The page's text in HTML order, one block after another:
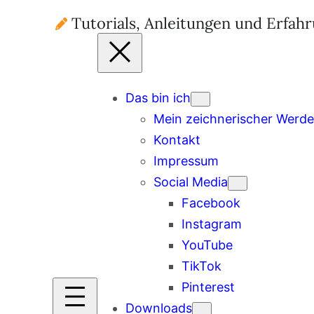
Tutorials, Anleitungen und
Das bin ich
Mein zeichnerischer
Kontakt
Impressum
Social Media
Facebook
Instagram
YouTube
TikTok
Pinterest
Downloads